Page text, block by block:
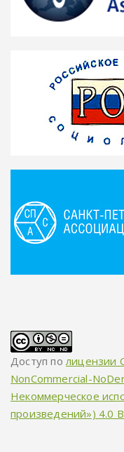
Доступ полицензии
NonCommercial-
Некоммерческое
произведений») 4.0